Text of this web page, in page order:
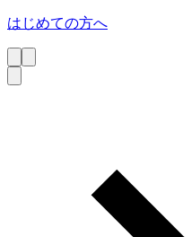
はじめての方へ